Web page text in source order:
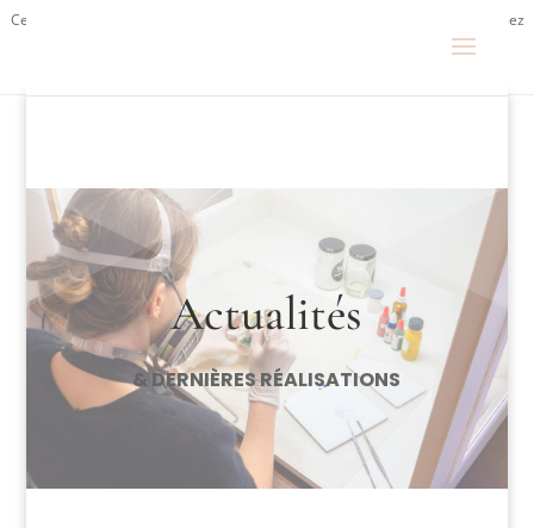
Ce site utilise Google Analytics. En continuant à naviguer, vous nous autorisez
En savoir plus ou
Actualités
& DERNIÈRES RÉALISATIONS